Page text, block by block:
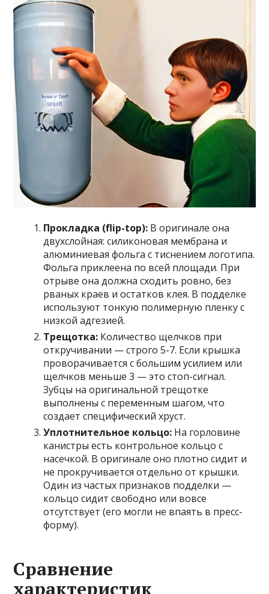
Прокладка (flip-top): В оригинале она
двухслойная: силиконовая мембрана и
алюминиевая фольга с тиснением логотипа.
Фольга приклеена по всей площади. При
отрыве она должна сходить ровно, без
рваных краев и остатков клея. В подделке
используют тонкую полимерную пленку с
низкой адгезией.
Трещотка: Количество щелчков при
откручивании — строго 5-7. Если крышка
проворачивается с большим усилием или
щелчков меньше 3 — это стоп-сигнал.
Зубцы на оригинальной трещотке
выполнены с переменным шагом, что
создает специфический хруст.
Уплотнительное кольцо: На горловине
канистры есть контрольное кольцо с
насечкой. В оригинале оно плотно сидит и
не прокручивается отдельно от крышки.
Один из частых признаков подделки —
кольцо сидит свободно или вовсе
отсутствует (его могли не впаять в пресс-
форму).
Сравнение
характеристик